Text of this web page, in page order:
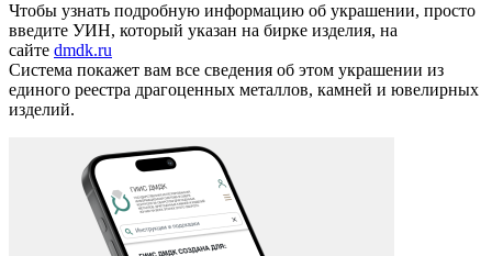
Чтобы узнать подробную информацию об украшении, просто
введите УИН, который указан на бирке изделия, на
сайте dmdk.ru
Система покажет вам все сведения об этом украшении из
единого реестра драгоценных металлов, камней и ювелирных
изделий.